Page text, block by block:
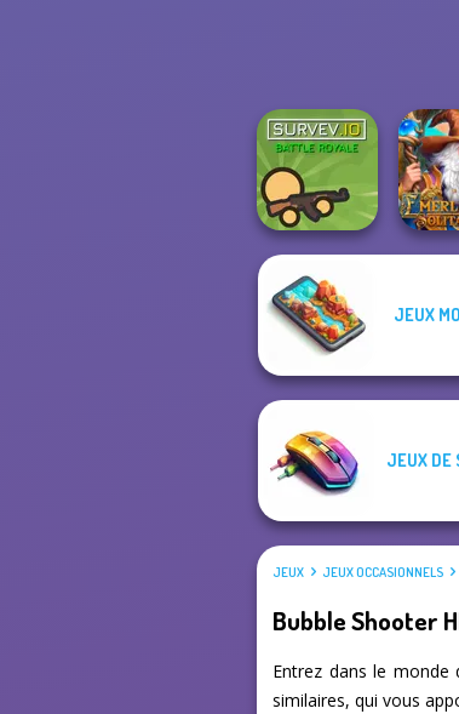
Survev.io
JEUX
JEUX DE
JEUX JEUX OCCASIONNELS
Bubble Shooter
Entrez dans le monde
similaires, qui vous